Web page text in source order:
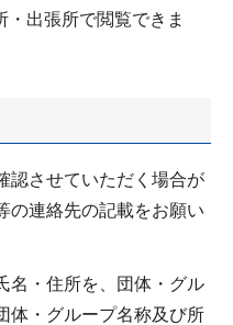
出張所で閲覧できま
認させていただく場合が
の連絡先の記載をお願い
名・住所を、団体・グル
体・グループ名称及び所